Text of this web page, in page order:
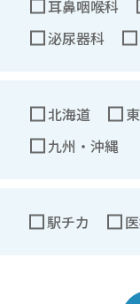
耳鼻咽喉科
泌尿器科
北海道
九州・沖縄
駅チカ